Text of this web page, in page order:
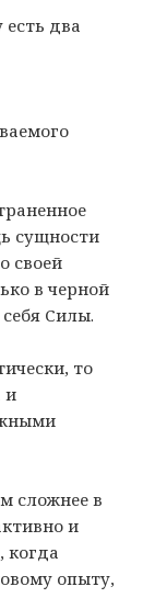
два
сущности
своей
в черной
Силы.
то
и
сложнее в
и
когда
опыту,